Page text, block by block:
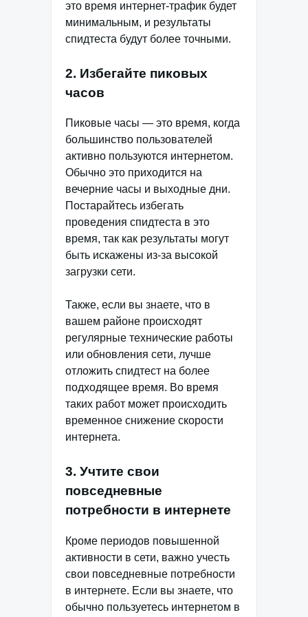
это время интернет-трафик будет
минимальным, и результаты
спидтеста будут более точными.
2. Избегайте пиковых
часов
Пиковые часы — это время, когда
большинство пользователей
активно пользуются интернетом.
Обычно это приходится на
вечерние часы и выходные дни.
Постарайтесь избегать
проведения спидтеста в это
время, так как результаты могут
быть искажены из-за высокой
загрузки сети.
Также, если вы знаете, что в
вашем районе происходят
регулярные технические работы
или обновления сети, лучше
отложить спидтест на более
подходящее время. Во время
таких работ может происходить
временное снижение скорости
интернета.
3. Учтите свои
повседневные
потребности в интернете
Кроме периодов повышенной
активности в сети, важно учесть
свои повседневные потребности
в интернете. Если вы знаете, что
обычно пользуетесь интернетом в